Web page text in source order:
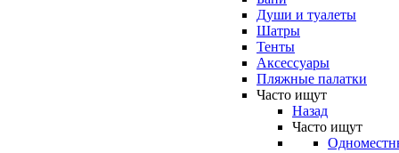
Души и туалеты
Шатры
Тенты
Аксессуары
Пляжные палатки
Часто ищут
Назад
Часто ищут